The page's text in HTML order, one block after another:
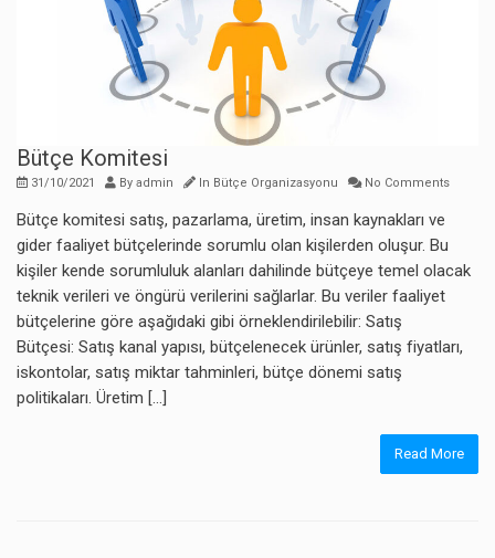
Bütçe Komitesi
31/10/2021 By admin In Bütçe Organizasyonu No Comments
Bütçe komitesi satış, pazarlama, üretim, insan kaynakları ve
gider faaliyet bütçelerinde sorumlu olan kişilerden oluşur. Bu
kişiler kende sorumluluk alanları dahilinde bütçeye temel olacak
teknik verileri ve öngürü verilerini sağlarlar. Bu veriler faaliyet
bütçelerine göre aşağıdaki gibi örneklendirilebilir: Satış
Bütçesi: Satış kanal yapısı, bütçelenecek ürünler, satış fiyatları,
iskontolar, satış miktar tahminleri, bütçe dönemi satış
politikaları. Üretim […]
Read More